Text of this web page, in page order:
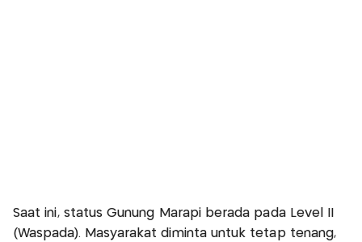
Saat ini, status Gunung Marapi berada pada Level II
(Waspada). Masyarakat diminta untuk tetap tenang,